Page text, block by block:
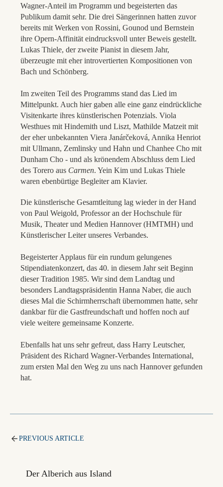
Wagner-Anteil im Programm und begeisterten das
Publikum damit sehr. Die drei Sängerinnen hatten zuvor
bereits mit Werken von Rossini, Gounod und Bernstein
ihre Opern-Affinität eindrucksvoll unter Beweis gestellt.
Lukas Thiele, der zweite Pianist in diesem Jahr,
überzeugte mit eher introvertierten Kompositionen von
Bach und Schönberg.
Im zweiten Teil des Programms stand das Lied im
Mittelpunkt. Auch hier gaben alle eine ganz eindrückliche
Visitenkarte ihres künstlerischen Potenzials. Viola
Westhues mit Hindemith und Liszt, Mathilde Matzeit mit
der eher unbekannten Viera Janárčeková, Annika Henriot
mit Ullmann, Zemlinsky und Hahn und Chanhee Cho mit
Dunham Cho - und als krönendem Abschluss dem Lied
des Torero aus Carmen. Yein Kim und Lukas Thiele
waren ebenbürtige Begleiter am Klavier.
Die künstlerische Gesamtleitung lag wieder in der Hand
von Paul Weigold, Professor an der Hochschule für
Musik, Theater und Medien Hannover (HMTMH) und
Künstlerischer Leiter unseres Verbandes.
Begeisterter Applaus für ein rundum gelungenes
Stipendiatenkonzert, das 40. in diesem Jahr seit Beginn
dieser Tradition 1985. Wir sind dem Landtag und
besonders Landtagspräsidentin Hanna Naber, die auch
dieses Mal die Schirmherrschaft übernommen hatte, sehr
dankbar für die Gastfreundschaft und hoffen noch auf
viele weitere gemeinsame Konzerte.
Ebenfalls hat uns sehr gefreut, dass Harry Leutscher,
Präsident des Richard Wagner-Verbandes International,
zum ersten Mal den Weg zu uns nach Hannover gefunden
hat.
PREVIOUS ARTICLE
Der Alberich aus Island